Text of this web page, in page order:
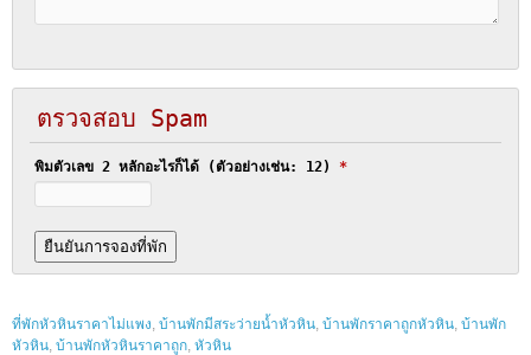
ตรวจสอบ Spam
พิมตัวเลข 2 หลักอะไรก็ได้ (ตัวอย่างเช่น: 12) *
ที่พักหัวหินราคาไม่แพง, บ้านพักมีสระว่ายน้ำหัวหิน, บ้านพักราคาถูกหัวหิน, บ้านพัก
หัวหิน, บ้านพักหัวหินราคาถูก, หัวหิน